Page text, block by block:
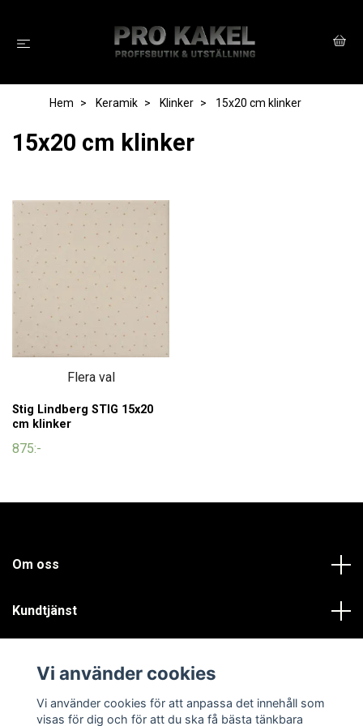
Hem Keramik Klinker 15x20 cm klinker
15x20 cm klinker
Flera val
Stig Lindberg STIG 15x20
cm klinker
875:-
Om oss
Kundtjänst
Sociala medier
Vi använder cookies
Vi använder cookies för att anpassa det innehåll som
visas för dig och för att du ska få bästa tänkbara